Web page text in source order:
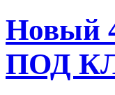
Новый
ПОД